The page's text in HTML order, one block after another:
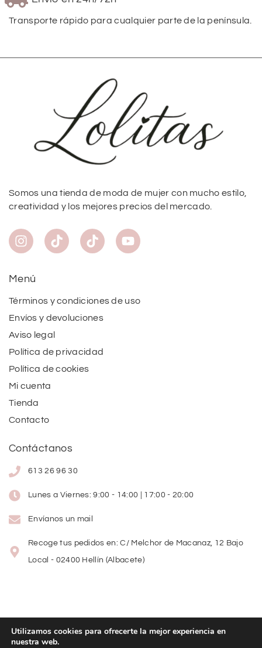
Transporte rápido para cualquier parte de la península.
Somos una tienda de moda de mujer con mucho estilo,
creatividad y los mejores precios del mercado.
Menú
Términos y condiciones de uso
Envíos y devoluciones
Aviso legal
Política de privacidad
Política de cookies
Mi cuenta
Tienda
Contacto
Contáctanos
613 26 96 30
Lunes a Viernes: 9:00 - 14:00 | 17:00 - 20:00
Envíanos un mail
Recoge tus pedidos en: C/ Melchor de Macanaz, 12 Bajo
Local - 02400 Hellín (Albacete)
Utilizamos cookies para ofrecerte la mejor experiencia en
nuestra web.